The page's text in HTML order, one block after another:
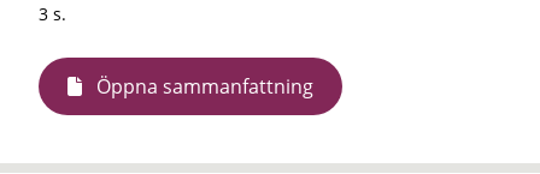
3 s.
Öppna sammanfattning